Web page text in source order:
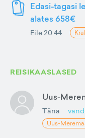
Edasi-tagasi
alates 658€
Eile 20:44
REISIKAASLASED
Uus-
Täna
Uus-